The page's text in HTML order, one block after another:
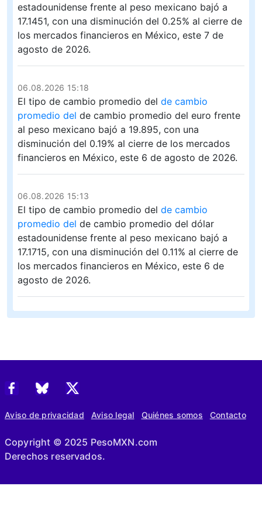
estadounidense frente al peso mexicano bajó a
17.1451, con una disminución del 0.25% al cierre de
los mercados financieros en México, este 7 de
agosto de 2026.
06.08.2026 15:18
El tipo de cambio promedio del de cambio
promedio del de cambio promedio del euro frente
al peso mexicano bajó a 19.895, con una
disminución del 0.19% al cierre de los mercados
financieros en México, este 6 de agosto de 2026.
06.08.2026 15:13
El tipo de cambio promedio del de cambio
promedio del de cambio promedio del dólar
estadounidense frente al peso mexicano bajó a
17.1715, con una disminución del 0.11% al cierre de
los mercados financieros en México, este 6 de
agosto de 2026.
05.08.2026 15:18
al peso mexicano bajó a 19.9282, con una
financieros en México, este 5 de agosto de 2026.
El tipo de cambio promedio del
promedio delde cambio promedio del dólar
17.1942, con una disminución del 0.19% al cierre de
Aviso de privacidad Aviso legal Quiénes somos Contacto
Copyright © 2025 PesoMXN.com
Derechos reservados.